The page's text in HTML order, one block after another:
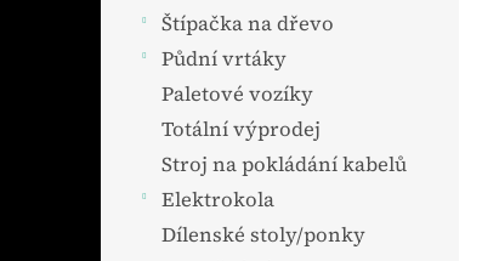
Štípačka na dřevo
Půdní vrtáky
Paletové vozíky
Totální výprodej
Stroj na pokládání kabelů
Elektrokola
Dílenské stoly/ponky